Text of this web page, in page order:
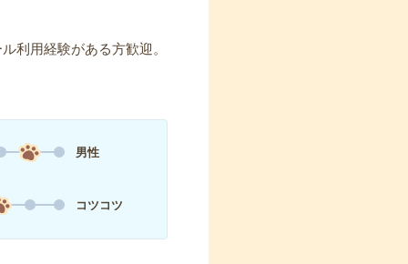
利用経験がある方歓迎。
男性
コツコツ